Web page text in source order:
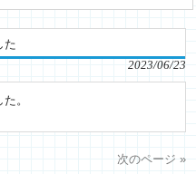
た
2023/06/23
。
次のページ »